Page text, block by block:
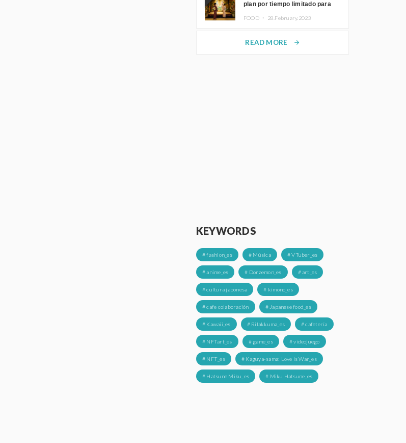
plan por tiempo limitado para
FOOD ・ 28.February.2023
READ MORE arrow_forward
KEYWORDS
# fashion_es # Música # VTuber_es
# anime_es # Doraemon_es # art_es
# cultura japonesa # kimono_es
# cafe colaboración # Japanese food_es
# Kawaii_es # Rilakkuma_es # cafetería
# NFTart_es # game_es # videojuego
# NFT_es # Kaguya-sama: Love Is War_es
# Hatsune Miku_es # Miku Hatsune_es